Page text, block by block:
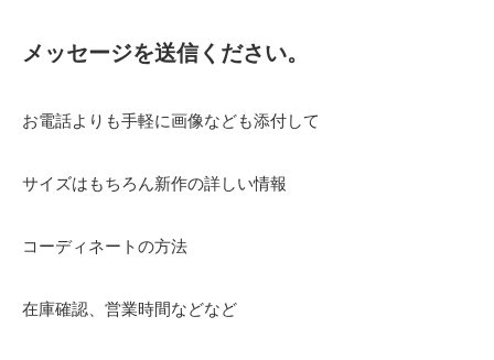
メッセージを送信ください。
お電話よりも手軽に画像なども添付して
サイズはもちろん新作の詳しい情報
コーディネートの方法
在庫確認、営業時間などなど